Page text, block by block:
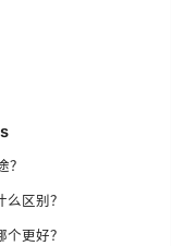
？
区别？
更好？